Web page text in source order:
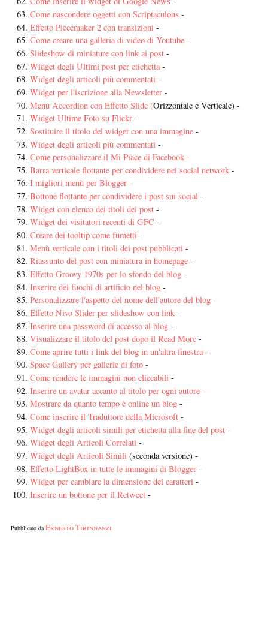
Come nascondere oggetti con Scriptaculous -
Effetto Piecemaker 2 con transizioni -
Come creare una galleria di video di Youtube -
Slideshow di miniature con link ai post -
Widget degli Ultimi post per etichetta -
Widget degli articoli più commentati -
Widget per l'iscrizione alla Newsletter -
Menu Accordion con Effetto Slide (Orizzontale e Verticale) -
Widget Ultime Foto su Flickr -
Sostituire il titolo del widget con una immagine -
Widget degli articoli più commentati -
Come personalizzare il Mi Piace di Facebook -
Barra verticale flottante per condividere nei social network -
I migliori menù per Blogger -
Bottone flottante per condividere i post sui social -
Widget con elenco dei titoli dei post -
Widget dei visitatori recenti di GFC -
Creare dei tooltip come fumetti -
Menù verticale con i titoli dei post pubblicati -
Riassunto del post con miniatura in homepage -
Effetto Groovy 1970s per lo sfondo del blog -
Inserire dei fuochi di artificio nel blog -
Personalizzare l'aspetto del nome dell'autore del blog -
Effetto Nivo Slider per slideshow con link -
Inserire una password di accesso al blog -
Visualizzare il titolo del post dopo il Read More -
Come aprire tutti i link del blog in un'altra finestra -
Space Gallery per gallerie di foto -
Come rendere le immagini non cliccabili -
Inserire un avatar accanto al titolo per ogni autore -
Mostrare da quanto tempo è online un blog -
Come inserire il Traduttore della Microsoft -
Widget degli articoli simili per etichetta alla fine del post -
Widget degli Articoli Correlati -
Widget degli Articoli Simili (seconda versione) -
Effetto LightBox in tutte le immagini di Blogger -
Widget per cambiare la dimensione dei caratteri -
Inserire un bottone per il Retweet -
Pubblicato daErnesto Tirinnanzi